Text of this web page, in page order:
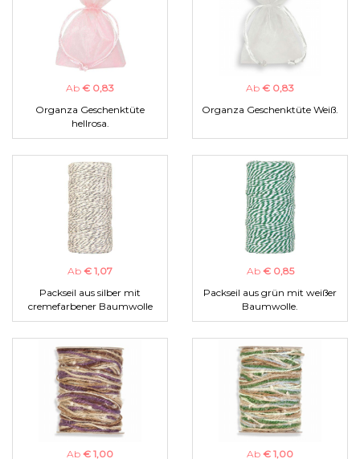
Ab € 0,83
Organza Geschenktüte
hellrosa.
Ab € 0,83
Organza Geschenktüte Weiß.
Ab € 1,07
Packseil aus silber mit
cremefarbener Baumwolle
Ab € 0,85
Packseil aus grün mit weißer
Baumwolle.
Ab € 1,00 Ab € 1,00